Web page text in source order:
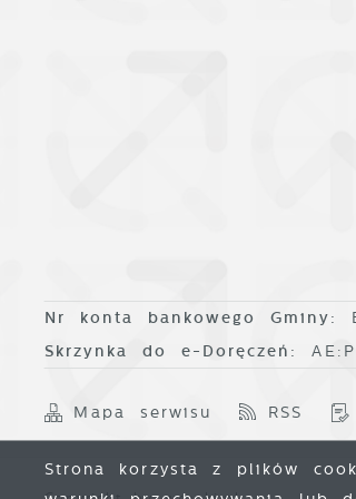
Nr konta bankowego Gminy:
Skrzynka do e-Doręczeń:
Mapa serwisu RSS
Strona korzysta z plików